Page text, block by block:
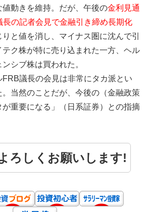
動きを維持。だが、午後の金利見通
長の記者会見で金融引き締め長期化
と値を消し、マイナス圏に沈んで引
ク株が特に売り込まれた一方、ヘル
シブ株は買われた。
議長の会見は非常にタカ派とい
。当然のことだが、今後の（金融政策
が重要になる」（日系証券）との指摘
ろしくお願いします!